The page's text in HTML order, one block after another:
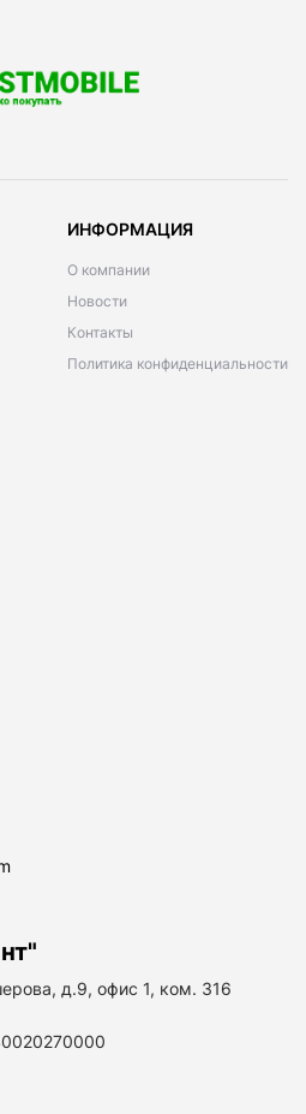
ИНФОРМАЦИЯ
О компании
Новости
Контакты
Политика конфиденциальности
д.9, офис 1, ком. 316